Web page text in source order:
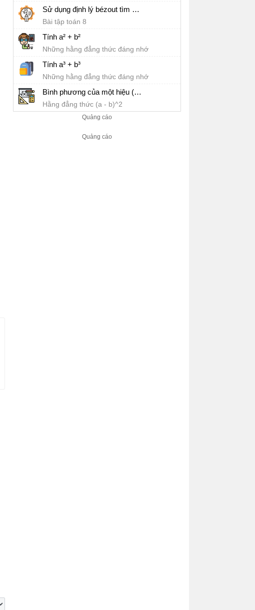
Sử dụng định lý bézout tìm số dư
Bài tập toán 8
Tính a² + b²
Những hằng đẳng thức đáng nhớ
Tính a³ + b³
Những hằng đẳng thức đáng nhớ
Bình phương của một hiệu (a − b)²
Hằng đẳng thức (a - b)^2